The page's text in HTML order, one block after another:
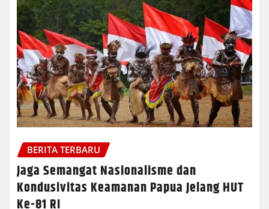
BERITA TERBARU
Jaga Semangat Nasionalisme dan
Kondusivitas Keamanan Papua Jelang HUT